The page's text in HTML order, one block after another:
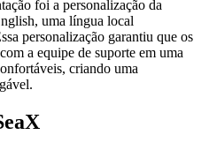
foi a personalização da
uma língua local
personalização garantiu que os
a equipe de suporte em uma
criando uma